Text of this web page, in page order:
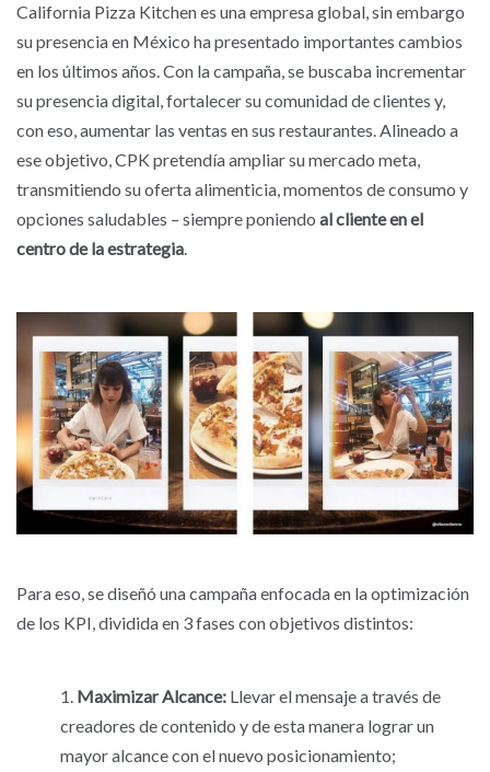
California Pizza Kitchen es una empresa global, sin embargo
su presencia en México ha presentado importantes cambios
en los últimos años. Con la campaña, se buscaba incrementar
su presencia digital, fortalecer su comunidad de clientes y,
con eso, aumentar las ventas en sus restaurantes. Alineado a
ese objetivo, CPK pretendía ampliar su mercado meta,
transmitiendo su oferta alimenticia, momentos de consumo y
opciones saludables – siempre poniendo al cliente en el
centro de la estrategia.
Para eso, se diseñó una campaña enfocada en la optimización
de los KPI, dividida en 3 fases con objetivos distintos:
Maximizar Alcance: Llevar el mensaje a través de
creadores de contenido y de esta manera lograr un
mayor alcance con el nuevo posicionamiento;